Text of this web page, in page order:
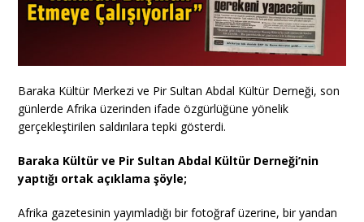
Baraka Kültür Merkezi ve Pir Sultan Abdal Kültür Derneği, son
günlerde Afrika üzerinden ifade özgürlüğüne yönelik
gerçekleştirilen saldırılara tepki gösterdi.
Baraka Kültür ve Pir Sultan Abdal Kültür Derneği’nin
yaptığı ortak açıklama şöyle;
Afrika gazetesinin yayımladığı bir fotoğraf üzerine, bir yandan